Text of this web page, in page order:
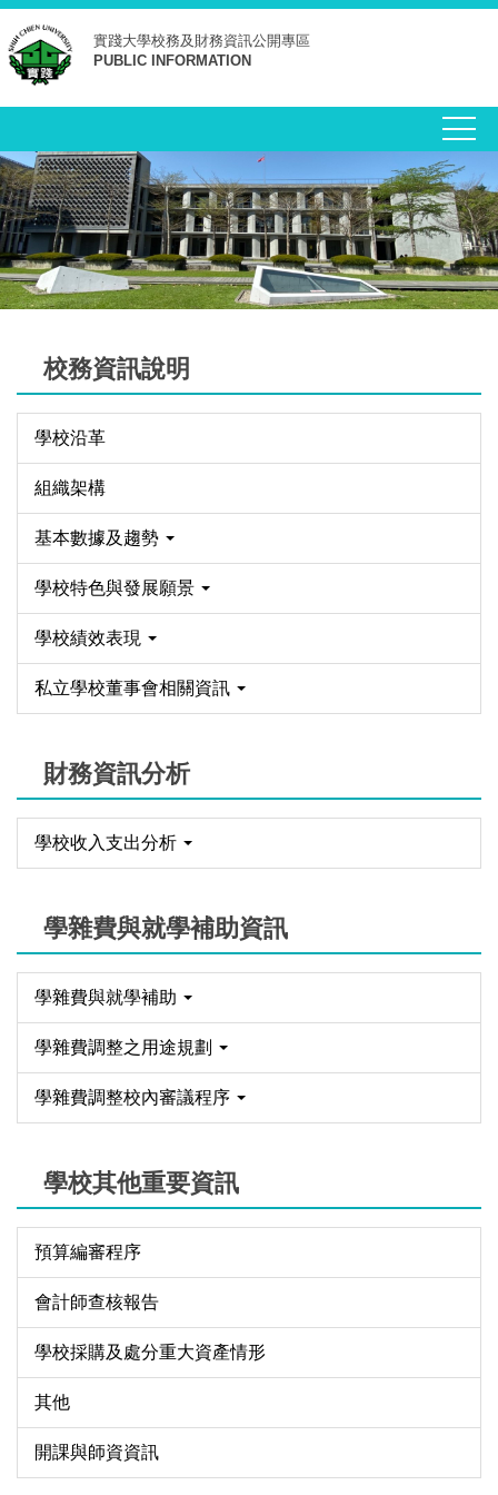
跳
到
主
要
容
區
實踐大學校務及財務資訊公開專區
PUBLIC INFORMATION
校務資訊說明
學校沿革
組織架構
基本數據及趨勢
學校特色與發展願景
學校績效表現
私立學校董事會相關資訊
財務資訊分析
學校收入支出分析
學雜費與就學補助資訊
學雜費與就學補助
學雜費調整之用途規劃
學雜費調整校內審議程序
學校其他重要資訊
預算編審程序
會計師查核報告
學校採購及處分重大資產情形
其他
開課與師資資訊